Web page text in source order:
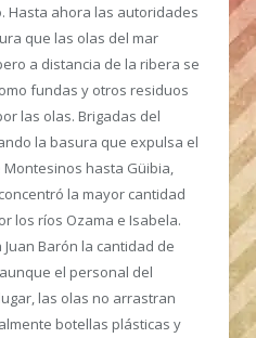
Hasta ahora las autoridades
que las olas del mar
a distancia de la ribera se
fundas y otros residuos
las olas. Brigadas del
la basura que expulsa el
hasta Güibia,
la mayor cantidad
los ríos Ozama e Isabela.
Barón la cantidad de
el personal del
las olas no arrastran
botellas plásticas y